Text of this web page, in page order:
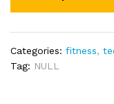
Categories: fitness,
Tag: NULL